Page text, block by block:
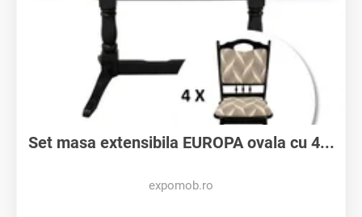
Set masa extensibila EUROPA ovala cu 4...
expomob.ro